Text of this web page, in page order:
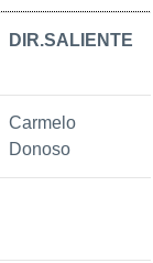
DIR.SALIENTE
Carmelo
Donoso